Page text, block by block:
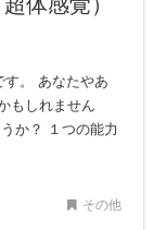
。 あなたやあ
もしれません
か？ １つの能力
その他